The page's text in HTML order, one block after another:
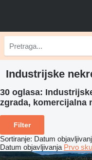
Industrijske
30 oglasa:
zgrada, komercijalna
Filter
Sortiranje: Datum
Datum objavljivanja Prvo